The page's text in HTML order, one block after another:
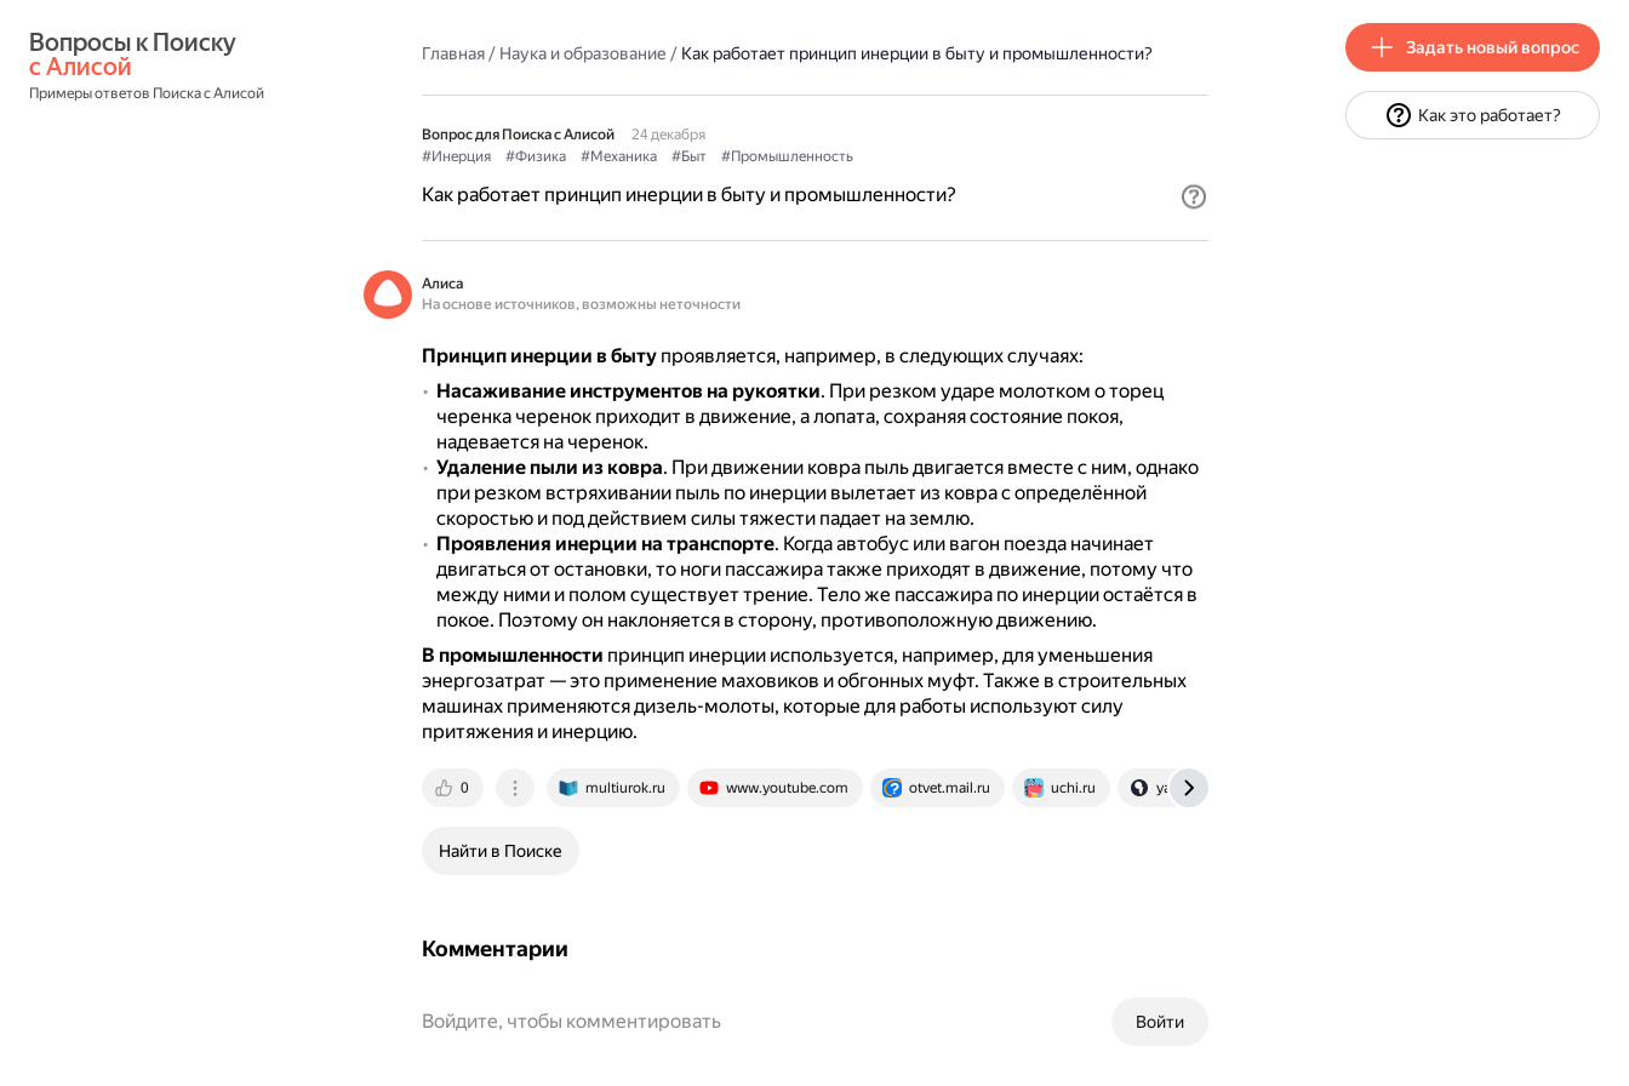
с Алисой
Примеры ответов Поиска с Алисой
Главная/ Наука и образование / Как работает принцип инерции в быту и промышленности?
Вопрос для Поиска с Алисой
24 декабря
#Инерция
#Физика #Механика #Быт #Промышленность
Как работает принцип инерции в быту и промышленности?
Алиса
На основе источников, возможны неточности
Принцип инерции в бытупроявляется, например, в следующих случаях:
Насаживание инструментов на рукоятки. При резком ударе молотком о торец
черенка черенок приходит в движение, а лопата, сохраняя состояние покоя,
надевается на черенок.
Удаление пыли из ковра. При движении ковра пыль двигается вместе с ним, однако
при резком встряхивании пыль по инерции вылетает из ковра с определённой
скоростью и под действием силы тяжести падает на землю.
Проявления инерции на транспорте. Когда автобус или вагон поезда начинает
двигаться от остановки, то ноги пассажира также приходят в движение, потому что
между ними и полом существует трение. Тело же пассажира по инерции остаётся в
покое. Поэтому он наклоняется в сторону, противоположную движению.
В промышленности принцип инерции используется, например, для уменьшения
энергозатрат — это применение маховиков и обгонных муфт. Также в строительных
машинах применяются дизель-молоты, которые для работы используют силу
притяжения и инерцию.
0 multiurok.ru www.youtube.com otvet.mail.ru uchi.ru yandex.ru
Найти в Поиске
Комментарии
Войти
Войдите, чтобы комментировать
Задать новый вопрос
Как это работает?